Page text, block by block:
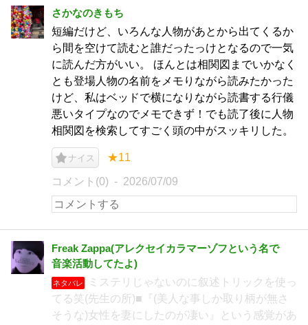
さかなのきもち
短編だけど、いろんな人物があとから出てくるか
ら間を空けて読むと誰だったっけとなるので一気
に読んだ方がいい。 ほんとは相関図までいかなく
とも登場人物の名前をメモりながら読みたかった
けど、私はベッドで横になりながら読書する行儀
悪いタイプなのでメモできず！でも読了後に人物
相関図を検索してすごく頭の中がスッキリした。
ナイス ★11
コメント(0) 2026/07/09
Freak Zappa(アレクセイカラマーゾフという名で
音楽活動してたよ)
ネタバレ
ミステリじゃないのに叙述トリックを使っ
てる笑(先生の所)■『(美人な事しか取り柄が無さ
そうな)女性を妻にしたのが凄い』という感覚があ